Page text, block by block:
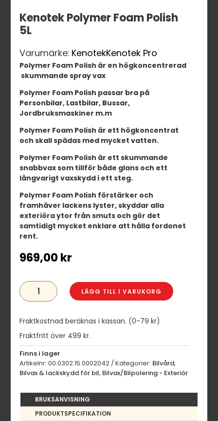
Kenotek Polymer Foam Polish
5L
Varumärke: KenotekKenotek Pro
Polymer Foam Polish är en högkoncentrerad
skummande spray vax
Polymer Foam Polish passar bra på
Personbilar, Lastbilar, Bussar,
Jordbruksmaskiner m.m
Polymer Foam Polish är ett högkoncentrat
och skall spädas med mycket vatten.
Polymer Foam Polish är ett skummande
snabbvax som tillför både glans och ett
långvarigt vaxskydd i ett steg.
Polymer Foam Polish förstärker och
framhäver lackens lyster, skyddar alla
exteriöra ytor från smuts och gör det
samtidigt mycket enklare att hålla fordonet
rent.
969,00 kr
KENOTEK
POLYMER
FOAM
POLISH
MÄNGD
LÄGG TILL I VARUKORG
Fraktkostnad beräknas i kassan. (0-79 kr)
Fraktfritt över 499 kr.
Finns i lager
Artikelnr:00.0302.15.0002042 Kategorier: Bilvård,
Bilvax & lackskydd för bil, Bilvax/Bilpolering - Exteriör
BRUKSANVISNING
PRODUKTSPECIFIKATION